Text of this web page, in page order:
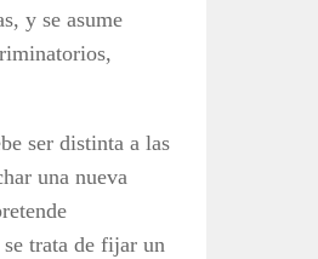
y se asume
ser distinta a las
una nueva
trata de fijar un